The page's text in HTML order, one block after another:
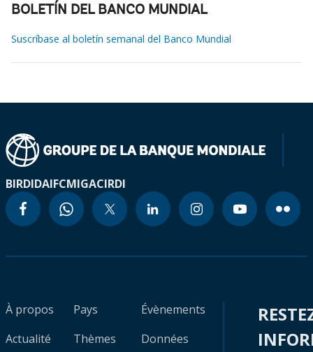
BOLETÍN DEL BANCO MUNDIAL
Suscríbase al boletín semanal del Banco Mundial
BIRDIDAIFCMIGACIRDI
À propos
Actualité
Pays
Thèmes
Évènements
Données